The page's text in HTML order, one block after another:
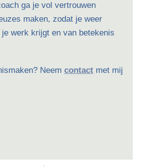
ga je vol vertrouwen
maken, zodat je weer
werk krijgt en van betekenis
Neem contact met mij